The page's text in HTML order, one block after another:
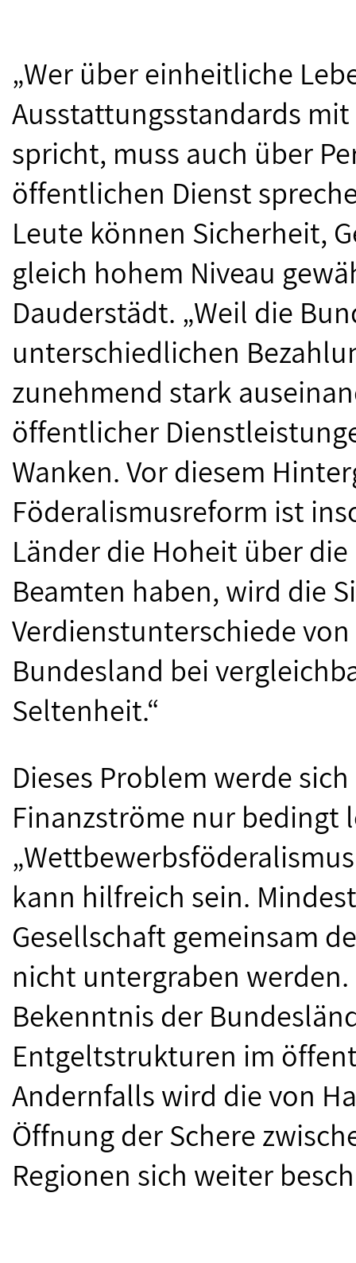
„Wer über einheitliche
Ausstattungsstandards
spricht, muss auch über
öffentlichen Dienst
Leute können Sicherheit,
gleich hohem Niveau
Dauderstädt. „Weil die
unterschiedlichen
zunehmend stark
öffentlicher
Wanken. Vor diesem
Föderalismusreform ist
Länder die Hoheit über
Beamten haben, wird die
Verdienstunterschiede
Bundesland bei
Seltenheit.“
Dieses Problem werde
Finanzströme nur bedingt
kann hilfreich sein.
Gesellschaft gemeinsam
nicht untergraben
Bekenntnis der
Entgeltstrukturen im
Andernfalls wird die von
Öffnung der Schere
Regionen sich weiter